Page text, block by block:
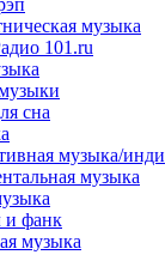
музыка
101.ru
сна
музыка/инди
музыка
и фанк
музыка